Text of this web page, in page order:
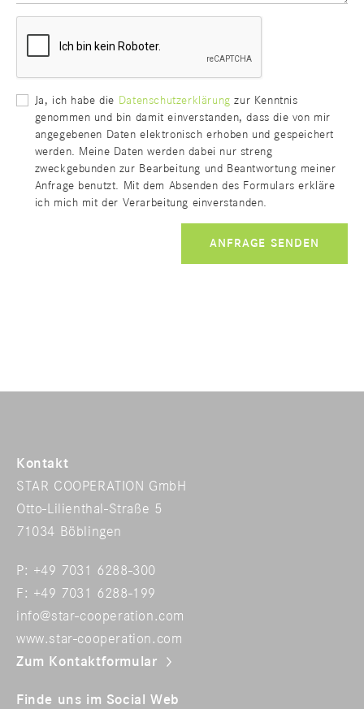
Ja, ich habe die Datenschutzerklärung zur Kenntnis
genommen und bin damit einverstanden, dass die von mir
angegebenen Daten elektronisch erhoben und gespeichert
werden. Meine Daten werden dabei nur streng
zweckgebunden zur Bearbeitung und Beantwortung meiner
Anfrage benutzt. Mit dem Absenden des Formulars erkläre
ich mich mit der Verarbeitung einverstanden.
ANFRAGE SENDEN
Kontakt
STAR COOPERATION GmbH
Otto-Lilienthal-Straße 5
71034 Böblingen
P: +49 7031 6288-300
F: +49 7031 6288-199
info@star-cooperation.com
www.star-cooperation.com
Zum Kontaktformular
Finde uns im Social Web